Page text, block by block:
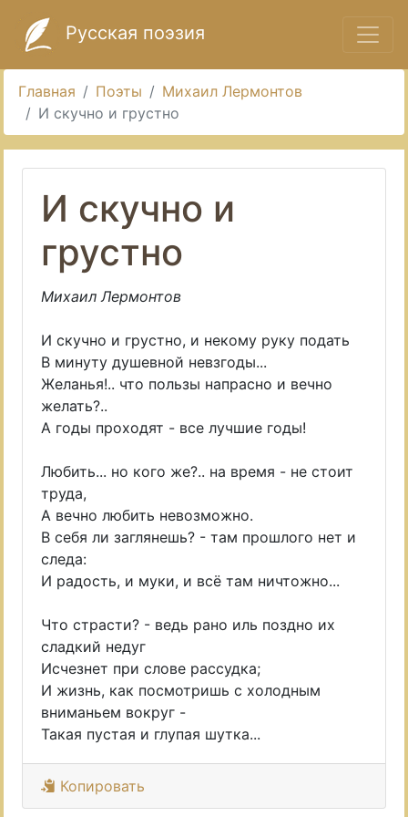
Русская поэзия
Главная Поэты
Михаил Лермонтов
И скучно и грустно
И скучно и
грустно
Михаил Лермонтов
И скучно и грустно, и некому руку подать
В минуту душевной невзгоды...
Желанья!.. что пользы напрасно и вечно
желать?..
А годы проходят - все лучшие годы!
Любить... но кого же?.. на время - не стоит
труда,
А вечно любить невозможно.
В себя ли заглянешь? - там прошлого нет и
следа:
И радость, и муки, и всё там ничтожно...
Что страсти? - ведь рано иль поздно их
сладкий недуг
Исчезнет при слове рассудка;
И жизнь, как посмотришь с холодным
вниманьем вокруг -
Такая пустая и глупая шутка...
Копировать